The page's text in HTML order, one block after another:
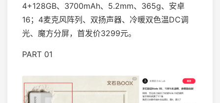
4+128GB、3700mAh、5.2mm、365g、安卓
16；4麦克风阵列、双扬声器、冷暖双色温DC调
光、魔方分屏，首发价3299元。
PART 01